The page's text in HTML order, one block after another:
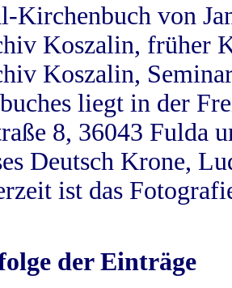
Kirchenbuch von
Koszalin, früher
Koszalin,
liegt in der
8, 36043 Fulda
Deutsch Krone,
ist das
der Einträge